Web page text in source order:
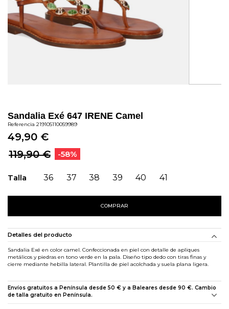
Sandalia Exé 647 IRENE Camel
Referencia 219105110059989
49,90 €
119,90 €
-58%
Talla 36 37 38 39 40 41
COMPRAR
Detalles del producto
Sandalia Exé en color camel. Confeccionada en piel con detalle de apliques
metálicos y piedras en tono verde en la pala. Diseño tipo dedo con tiras finas y
cierre mediante hebilla lateral. Plantilla de piel acolchada y suela plana ligera.
Envíos gratuitos a Península desde 50 € y a Baleares desde 90 €. Cambio
de talla gratuito en Península.